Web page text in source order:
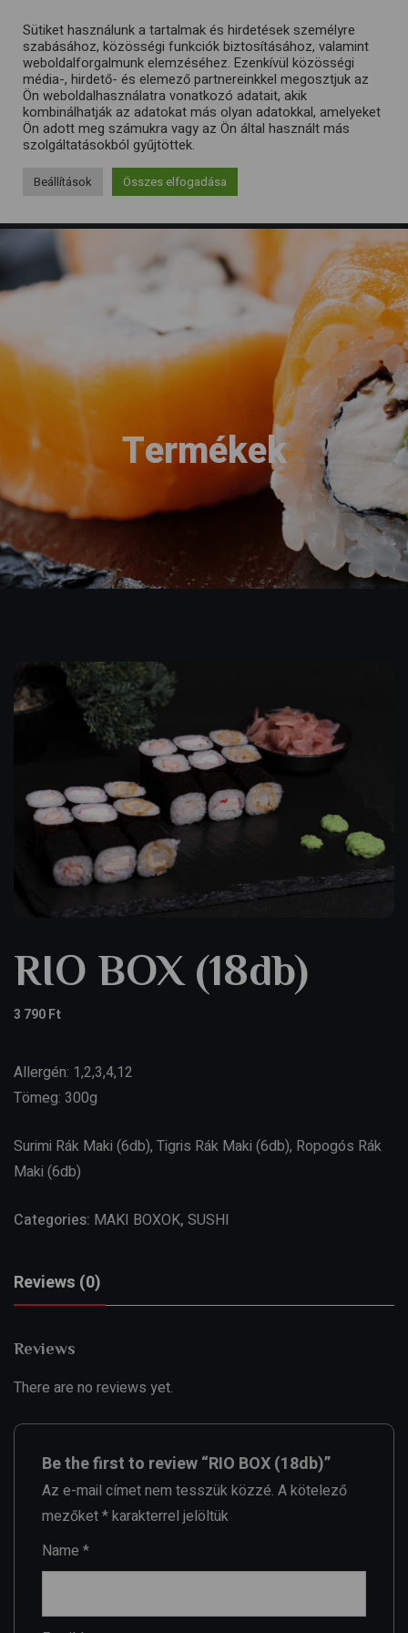
Termékek
RIO BOX (18db)
3 790Ft
Allergén: 1,2,3,4,12
Tömeg: 300g
Surimi Rák Maki (6db), Tigris Rák Maki (6db), Ropogós Rák
Maki (6db)
Categories: MAKI BOXOK, SUSHI
Reviews (0)
Reviews
There are no reviews yet.
Be the first to review “RIO BOX (18db)”
Az e-mail címet nem tesszük közzé. A kötelező
mezőket*karakterrel jelöltük
Name *
Sütiket használunk a tartalmak és hirdetések személyre
szabásához, közösségi funkciók biztosításához, valamint
weboldalforgalmunk elemzéséhez. Ezenkívül közösségi
média-, hirdető- és elemező partnereinkkel megosztjuk az
Ön weboldalhasználatra vonatkozó adatait, akik
kombinálhatják az adatokat más olyan adatokkal, amelyeket
Ön adott meg számukra vagy az Ön által használt más
szolgáltatásokból gyűjtöttek.
Beállítások Összes elfogadása